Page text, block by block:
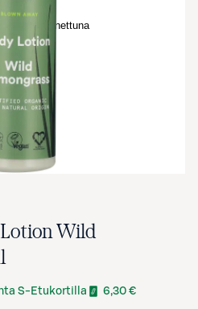
suurennettuna
Wild
S-Etukortilla 6,30 €